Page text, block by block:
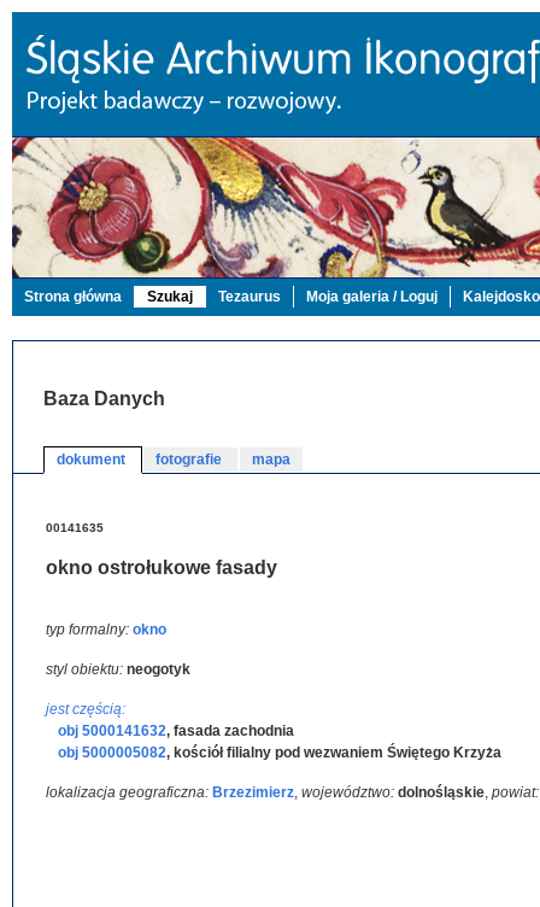
Strona główna Szukaj Tezaurus Moja galeria / Loguj
Baza Danych
dokument fotografie mapa
00141635
okno ostrołukowe fasady
typ formalny: okno
styl obiektu: neogotyk
jest częścią:
obj 5000141632, fasada zachodnia
obj 5000005082, kościół filialny pod wezwaniem Świętego Krzyża
lokalizacja geograficzna: Brzezimierz, województwo: dolnośląskie,